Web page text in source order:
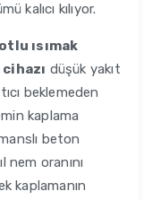
kalıcı kılıyor.
ısımak
düşük yakıt
beklemeden
kaplama
beton
oranını
kaplamanın